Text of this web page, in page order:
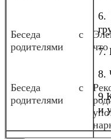
Беседа с
родителями
что
Беседа с
родителями
6.
7.
8.
и